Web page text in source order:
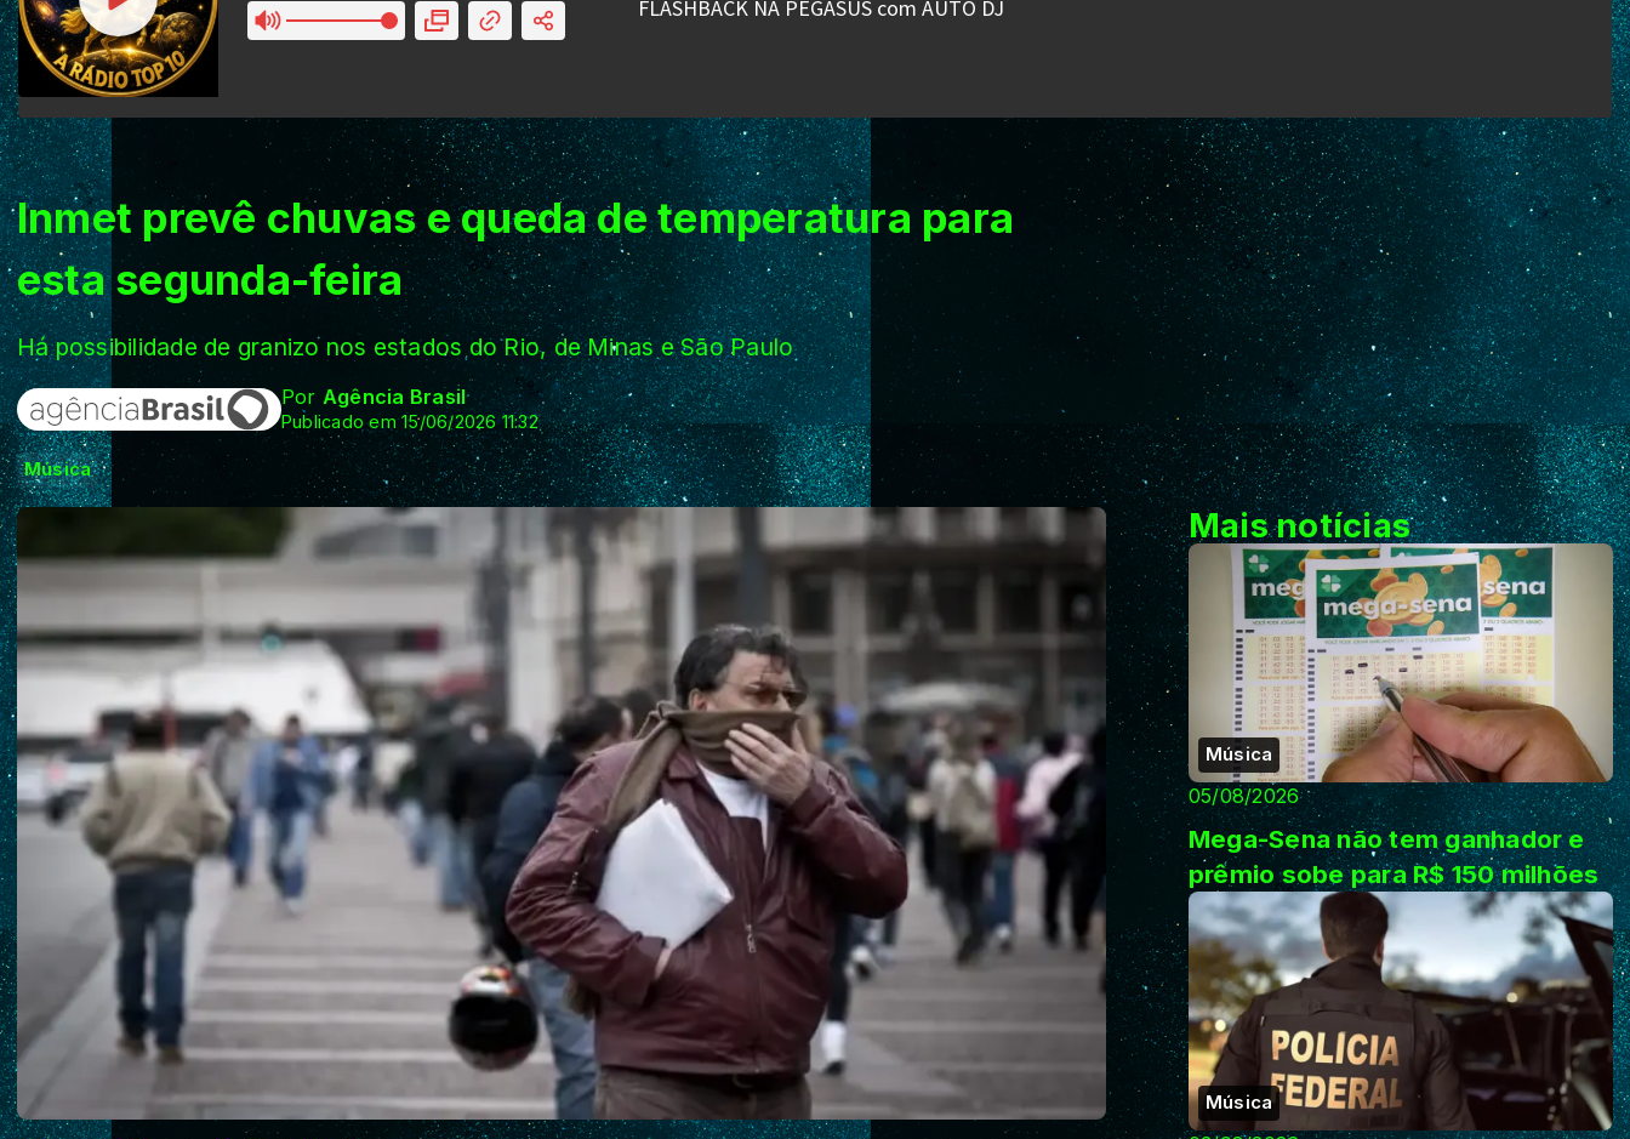
Inmet prevê chuvas e queda de temperatura para
esta segunda-feira
Há possibilidade de granizo nos estados do Rio, de Minas e São Paulo
Por Agência Brasil
Publicado em 15/06/2026 11:32
Música
Mais notícias
Música
05/08/2026
Mega-Sena não tem ganhador e
prêmio sobe para R$ 150 milhões
Música